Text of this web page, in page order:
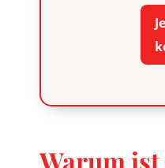
Warum ist